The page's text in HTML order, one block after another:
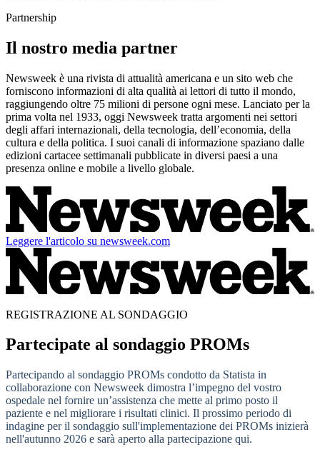
Partnership
Il nostro media partner
Newsweek è una rivista di attualità americana e un sito web che
forniscono informazioni di alta qualità ai lettori di tutto il mondo,
raggiungendo oltre 75 milioni di persone ogni mese. Lanciato per la
prima volta nel 1933, oggi Newsweek tratta argomenti nei settori
degli affari internazionali, della tecnologia, dell’economia, della
cultura e della politica. I suoi canali di informazione spaziano dalle
edizioni cartacee settimanali pubblicate in diversi paesi a una
presenza online e mobile a livello globale.
Leggere l'articolo su newsweek.com
REGISTRAZIONE AL SONDAGGIO
Partecipate al sondaggio PROMs
Partecipando al sondaggio PROMs condotto da Statista in
collaborazione con Newsweek dimostra l’impegno del vostro
ospedale nel fornire un’assistenza che mette al primo posto il
paziente e nel migliorare i risultati clinici. Il prossimo periodo di
indagine per il sondaggio sull'implementazione dei PROMs inizierà
nell'autunno 2026 e sarà aperto alla partecipazione qui.